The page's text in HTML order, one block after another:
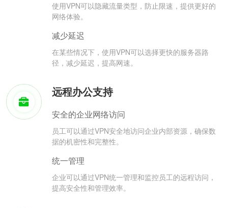
使用VPN可以隐藏流量类型，防止限速，提供更好的
网络体验。
减少延迟
在某些情况下，使用VPN可以选择更快的服务器路
径，减少延迟，提高网速。
远程办公支持
安全的企业网络访问
员工可以通过VPN安全地访问企业内部资源，确保数
据的机密性和完整性。
统一管理
企业可以通过VPN统一管理和监控员工的远程访问，
提高安全性和管理效率。